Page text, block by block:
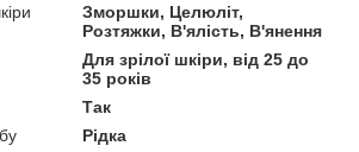
Зморшки, Целюліт,
Розтяжки, В'ялість, В'янення
Для зрілої шкіри, від 25 до
35 років
Так
Рідка